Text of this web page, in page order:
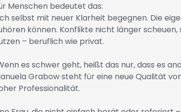
Menschen bedeutet das:
selbst mit neuer Klarheit begegnen. Die
können. Konflikte nicht länger
– beruflich wie privat.
es schwer geht, heißt das nur, dass es
Grabow steht für eine neue Qualität
Professionalität.